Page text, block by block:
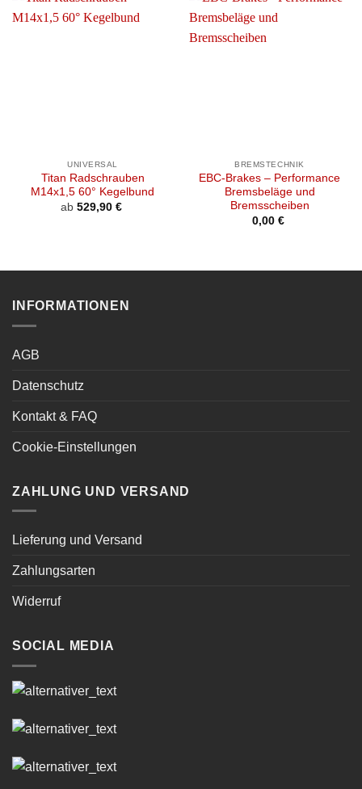
UNIVERSAL
Titan Radschrauben
M14x1,5 60° Kegelbund
ab 529,90 €
BREMSTECHNIK
EBC-Brakes – Performance
Bremsbeläge und
Bremsscheiben
0,00 €
INFORMATIONEN
AGB
Datenschutz
Kontakt & FAQ
Cookie-Einstellungen
ZAHLUNG UND VERSAND
Lieferung und Versand
Zahlungsarten
Widerruf
SOCIAL MEDIA